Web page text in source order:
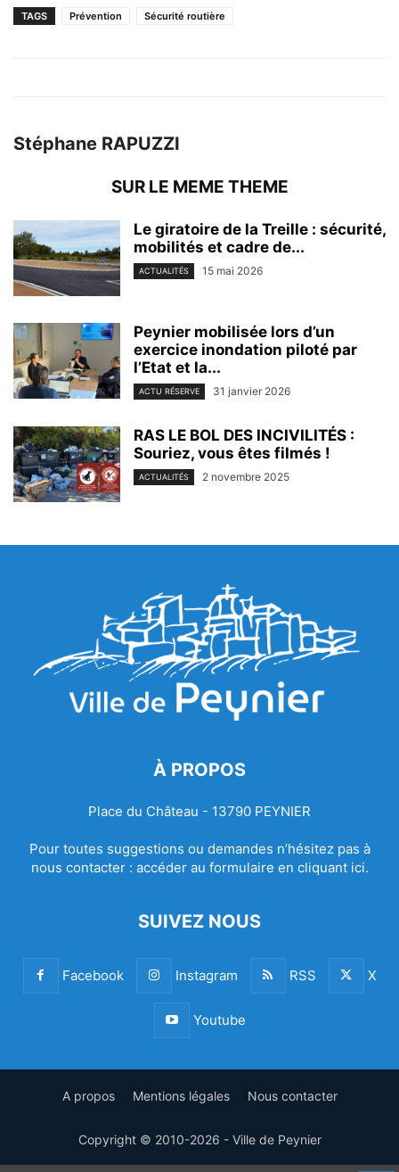
TAGS Prévention Sécurité routière
Stéphane RAPUZZI
SUR LE MEME THEME
Le giratoire de la Treille : sécurité,
mobilités et cadre de...
ACTUALITÉS 15 mai 2026
Peynier mobilisée lors d’un
exercice inondation piloté par
l’Etat et la...
ACTU RÉSERVE 31 janvier 2026
RAS LE BOL DES INCIVILITÉS :
Souriez, vous êtes filmés !
ACTUALITÉS 2 novembre 2025
À PROPOS
Place du Château - 13790 PEYNIER
Pour toutes suggestions ou demandes n’hésitez pas à
nous contacter : accéder au formulaire en cliquant ici.
SUIVEZ NOUS
Facebook Instagram RSS X
Youtube
A propos Mentions légales Nous contacter
Copyright © 2010-2026 - Ville de Peynier